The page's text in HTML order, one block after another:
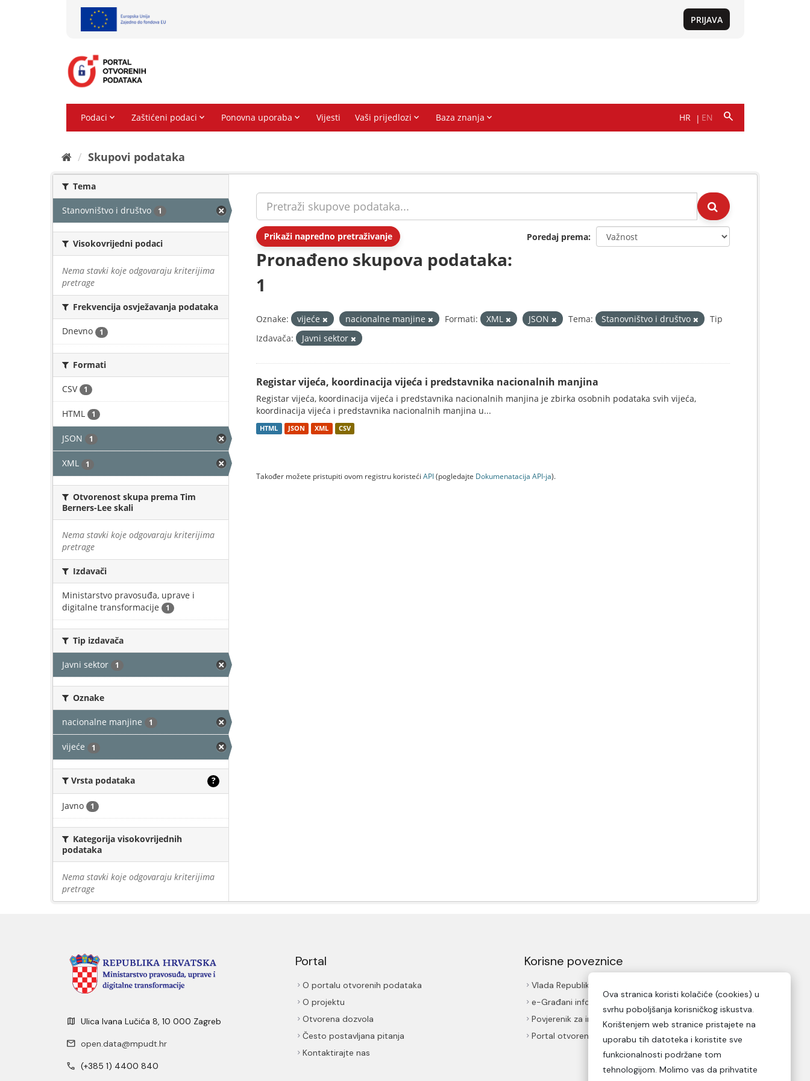
Skupovi podаtаkа
Tema
Stanovništvo i društvo 1
Visokovrijedni podaci
Nema stavki koje odgovaraju kriterijima
pretrage
Frekvencija osvježavanja podataka
Dnevno 1
Formati
CSV 1
HTML 1
JSON 1
XML 1
Otvorenost skupa prema Tim
Berners-Lee skali
Nema stavki koje odgovaraju kriterijima
pretrage
Izdavači
Ministarstvo pravosuđa, uprave i
digitalne transformacije
1
Tip izdavača
Javni sektor 1
Oznake
nacionalne manjine 1
vijeće 1
Vrsta podataka ?
Javno 1
Kategorija visokovrijednih
podataka
Nema stavki koje odgovaraju kriterijima
pretrage
Prikaži napredno pretraživanje Poredaj prema
Pronađeno skupova podataka:
1
Oznake: vijeće nacionalne manjine Formati: XML JSON Tema: Stanovništvo i društvo
Tip
Izdavača:
Javni sektor
Registar vijeća, koordinacija vijeća i predstavnika nacionalnih manjina
Registar vijeća, koordinacija vijeća i predstavnika nacionalnih manjina je zbirka osobnih podataka svih vijeća,
koordinacija vijeća i predstavnika nacionalnih manjina u...
HTML JSON XML CSV
Također možete pristupiti ovom registru koristeći API(pogledajte Dokumenаtаcijа API-jа).